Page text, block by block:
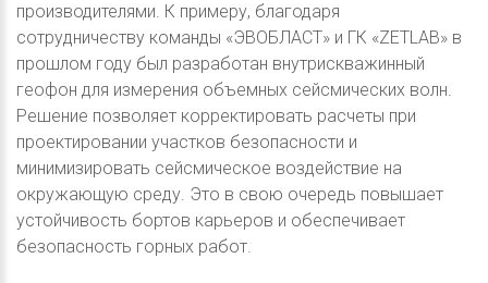
производителями. К примеру, благодаря
сотрудничеству команды «ЭВОБЛАСТ» и ГК «ZETLAB» в
прошлом году был разработан внутрискважинный
геофон для измерения объемных сейсмических волн.
Решение позволяет корректировать расчеты при
проектировании участков безопасности и
минимизировать сейсмическое воздействие на
окружающую среду. Это в свою очередь повышает
устойчивость бортов карьеров и обеспечивает
безопасность горных работ.